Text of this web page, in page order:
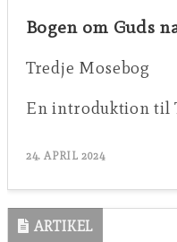
Bogen om Guds
Tredje Mosebog
En introduktion til
24. APRIL 2024
ARTIKEL